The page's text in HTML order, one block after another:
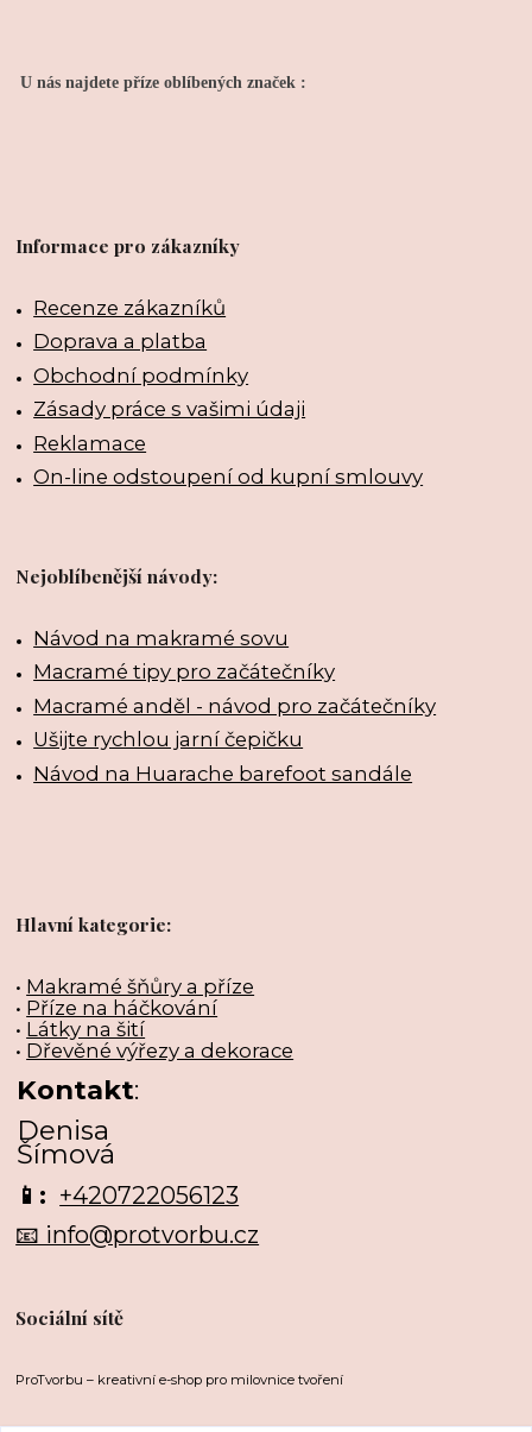
U nás najdete příze oblíbených značek :
Informace pro zákazníky
Recenze zákazníků
Doprava a platba
Obchodní podmínky
Zásady práce s vašimi údaji
Reklamace
On-line odstoupení od kupní smlouvy
Nejoblíbenější návody:
Návod na makramé sovu
Macramé tipy pro začátečníky
Macramé anděl - návod pro začátečníky
Ušijte rychlou jarní čepičku
Návod na Huarache barefoot sandále
Hlavní kategorie:
• Makramé šňůry a příze
• Příze na háčkování
• Látky na šití
• Dřevěné výřezy a dekorace
Kontakt:
Denisa
Šímová
📱: +420722056123
📧 info@protvorbu.cz
Sociální sítě
ProTvorbu – kreativní e-shop pro milovnice tvoření